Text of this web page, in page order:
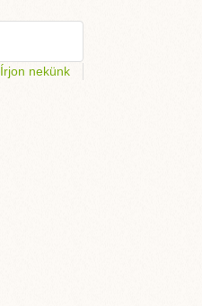
Írjon nekünk